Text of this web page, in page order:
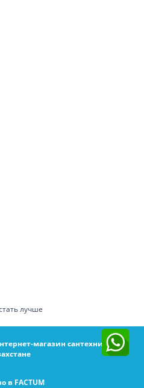
лучше
магазин сантехники в
в FACTUM